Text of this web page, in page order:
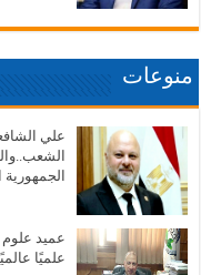
منوعات
الجمهورية
عميد علوم
علميًا